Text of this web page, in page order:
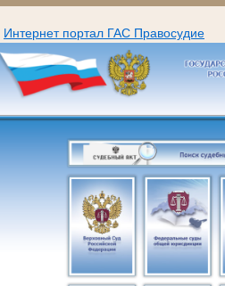
Интернет портал ГАС Правосудие